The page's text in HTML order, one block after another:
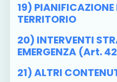
19) PIANIFICAZIONE
TERRITORIO
20) INTERVENTI
EMERGENZA (art.
21) ALTRI